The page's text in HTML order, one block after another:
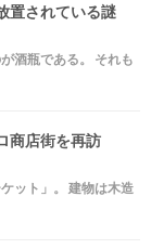
置されている謎
酒瓶である。 それも
商店街を再訪
ット」。 建物は木造